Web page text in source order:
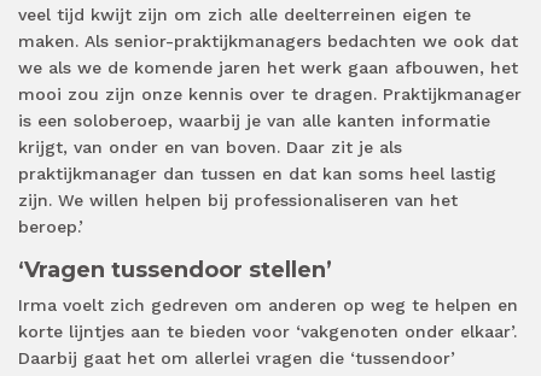
veel tijd kwijt zijn om zich alle deelterreinen eigen te
maken. Als senior-praktijkmanagers bedachten we ook dat
we als we de komende jaren het werk gaan afbouwen, het
mooi zou zijn onze kennis over te dragen. Praktijkmanager
is een soloberoep, waarbij je van alle kanten informatie
krijgt, van onder en van boven. Daar zit je als
praktijkmanager dan tussen en dat kan soms heel lastig
zijn. We willen helpen bij professionaliseren van het
beroep.’
‘Vragen tussendoor stellen’
Irma voelt zich gedreven om anderen op weg te helpen en
korte lijntjes aan te bieden voor ‘vakgenoten onder elkaar’.
Daarbij gaat het om allerlei vragen die ‘tussendoor’